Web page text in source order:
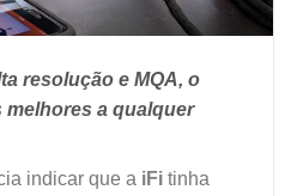
resolução e MQA, o
melhores a qualquer
indicar que a iFi tinha